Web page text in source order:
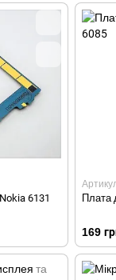
6131 Плата
169